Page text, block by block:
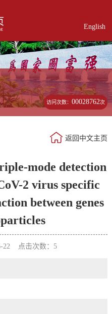
English
访问次数：00028762次
返回中文主页
mode detection
2 virus specific
between genes
22 点击次数： 5